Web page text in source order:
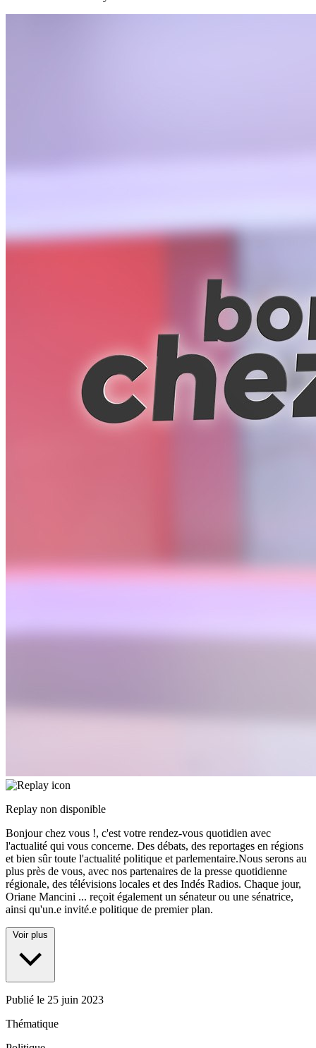
Replay non disponible
Bonjour chez vous !, c'est votre rendez-vous quotidien avec
l'actualité qui vous concerne. Des débats, des reportages en régions
et bien sûr toute l'actualité politique et parlementaire.Nous serons au
plus près de vous, avec nos partenaires de la presse quotidienne
régionale, des télévisions locales et des Indés Radios. Chaque jour,
Oriane Mancini ... reçoit également un sénateur ou une sénatrice,
ainsi qu'un.e invité.e politique de premier plan.
Voir plus
Publié le 25 juin 2023
Thématique